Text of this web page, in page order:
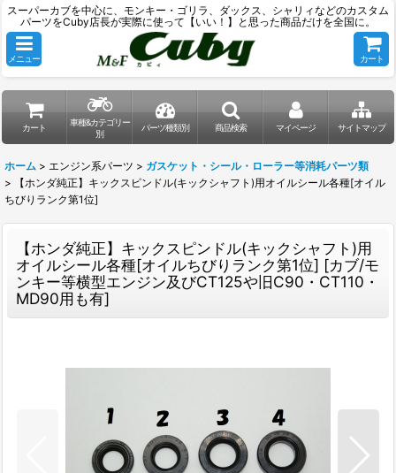
スーパーカブを中心に、モンキー・ゴリラ、ダックス、シャリィなどのカスタム
パーツをCuby店長が実際に使って【いい！】と思った商品だけを全国に。
メニュー カート
カート
車種&カテゴリー
別
パーツ種類別 商品検索 マイページ サイトマップ
ホーム > エンジン系パーツ > ガスケット・シール・ローラー等消耗パーツ類
>
【ホンダ純正】キックスピンドル(キックシャフト)用オイルシール各種[オイル
ちびりランク第1位]
【ホンダ純正】キックスピンドル(キックシャフト)用
オイルシール各種[オイルちびりランク第1位] [カブ/モ
ンキー等横型エンジン及びCT125や旧C90・CT110・
MD90用も有]